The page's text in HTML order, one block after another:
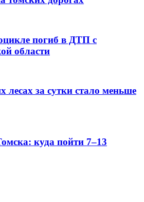
погиб в ДТП с
области
лесах за сутки стало меньше
куда пойти 7–13